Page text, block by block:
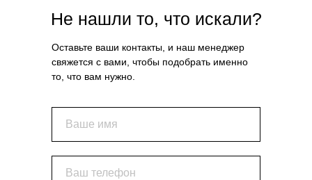
Ваше имя
Ваш телефон
Не нашли то, что искали?
Оставьте ваши контакты, и наш менеджер
свяжется с вами, чтобы подобрать именно
то, что вам нужно.